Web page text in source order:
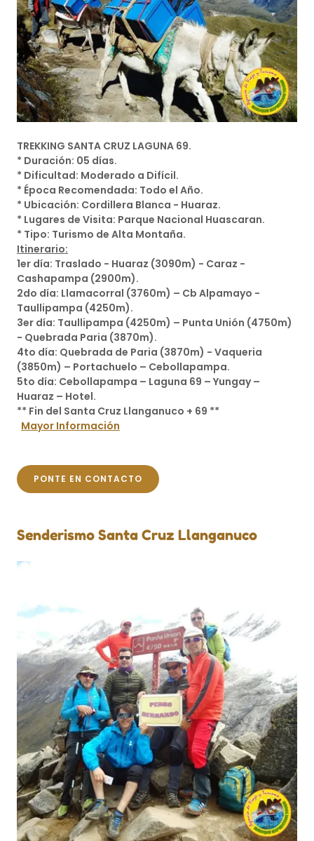
TREKKING SANTA CRUZ LAGUNA 69.
* Duración: 05 días.
* Dificultad: Moderado a Difícil.
* Época Recomendada: Todo el Año.
* Ubicación: Cordillera Blanca - Huaraz.
* Lugares de Visita: Parque Nacional Huascaran.
* Tipo: Turismo de Alta Montaña.
Itinerario:
1er día: Traslado - Huaraz (3090m) - Caraz -
Cashapampa (2900m).
2do día: Llamacorral (3760m) – Cb Alpamayo -
Taullipampa (4250m).
3er día: Taullipampa (4250m) – Punta Unión (4750m)
- Quebrada Paria (3870m).
4to día: Quebrada de Paria (3870m) - Vaqueria
(3850m) – Portachuelo – Cebollapampa.
5to día: Cebollapampa – Laguna 69 – Yungay –
Huaraz – Hotel.
** Fin del Santa Cruz Llanganuco + 69 **
Mayor Información
PONTE EN CONTACTO
Senderismo Santa Cruz Llanganuco